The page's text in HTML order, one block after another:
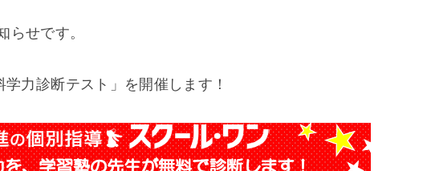
らせです。
学力診断テスト」を開催します！